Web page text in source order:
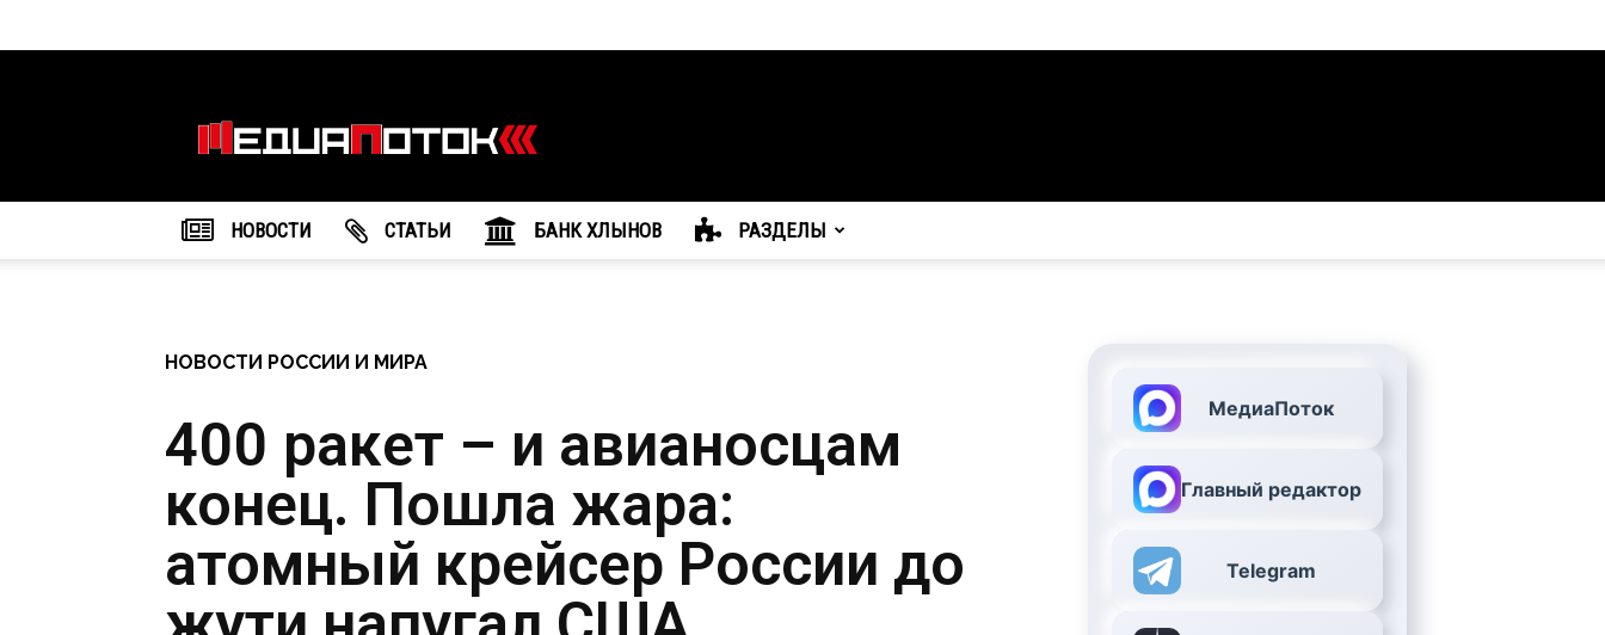
агентство
"МедиаПоток"
НОВОСТИ CТАТЬИ БАНК ХЛЫНОВ РАЗДЕЛЫ
НОВОСТИ РОССИИ И МИРА
400 ракет – и авианосцам
конец. Пошла жара:
атомный крейсер России до
МедиаПоток
Главный редактор
Telegram